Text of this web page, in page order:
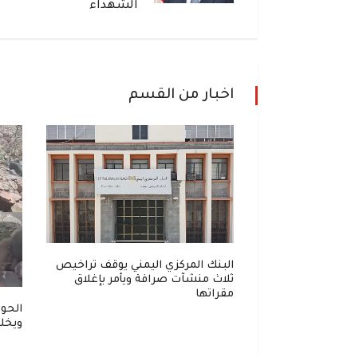
الشهداء
اخبار من القسم
البنك المركزي اليمني يوقف تراخيص
ثلاث منشآت صرافة ويأمر بإغلاق
مقراتها